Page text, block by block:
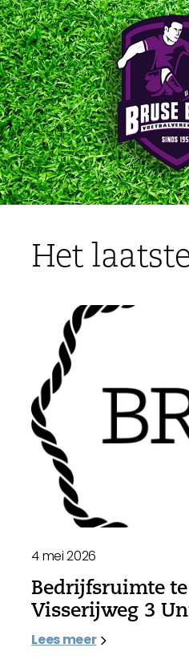
Het
4 mei 2026
Bedrijfsruimte
Visserijweg 3
Lees meer